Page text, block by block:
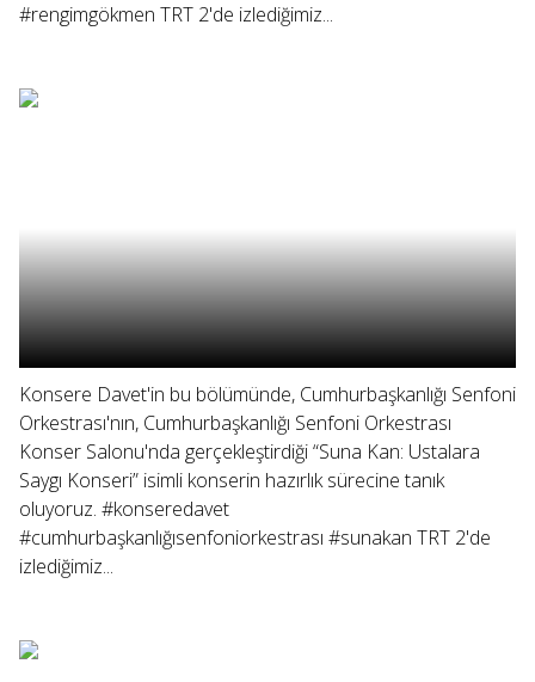
#rengimgökmen TRT 2'de izlediğimiz...
Konsere Davet'in bu bölümünde, Cumhurbaşkanlığı Senfoni
Orkestrası'nın, Cumhurbaşkanlığı Senfoni Orkestrası
Konser Salonu'nda gerçekleştirdiği “Suna Kan: Ustalara
Saygı Konseri” isimli konserin hazırlık sürecine tanık
oluyoruz. #konseredavet
#cumhurbaşkanlığısenfoniorkestrası #sunakan TRT 2'de
izlediğimiz...